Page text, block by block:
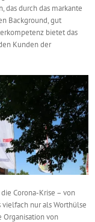
das durch das markante
Background, gut
bietet das
Kunden der
Corona-Krise – von
vielfach nur als Worthülse
Organisation von